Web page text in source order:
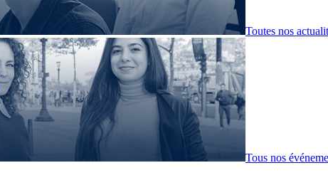
Toutes nos
Tous nos